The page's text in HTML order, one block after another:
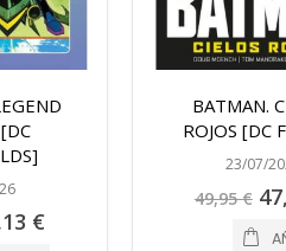
€
BATMAN.
ROJOS [DC
23/07/
49,95 €